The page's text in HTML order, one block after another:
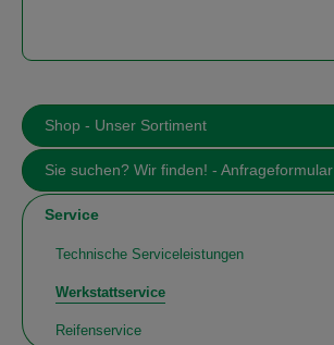
Shop - Unser Sortiment
Sie suchen? Wir finden! - Anfrageformular
Service
Technische Serviceleistungen
Werkstattservice
Reifenservice